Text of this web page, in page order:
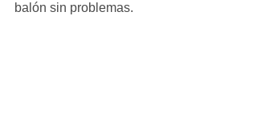
balón sin problemas.